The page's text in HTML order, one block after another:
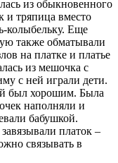
из обыкновенного
и тряпица вместо
колыбельку. Еще
также обматывали
на платке и платье
из мешочка с
с ней играли дети.
был хорошим. Была
наполняли и
бабушкой.
платок –
связывать в